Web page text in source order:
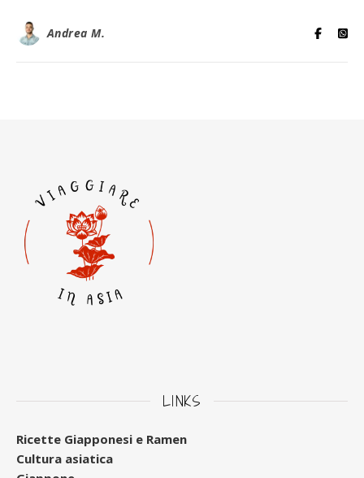
Andrea M.
LINKS
Ricette Giapponesi e Ramen
Cultura asiatica